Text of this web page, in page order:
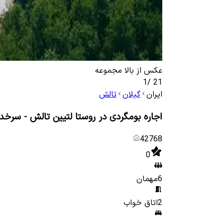
عکس از بالا مجموعه
21
/
1
ایران گیلان تالش
اجاره بومگردی در روستا لتیین تالش -
42768
0
6مهمان
2اتاق خواب